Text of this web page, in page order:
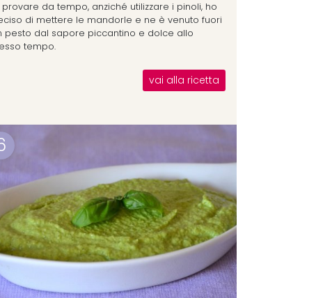
provare da tempo, anziché utilizzare i pinoli, ho
di mettere le mandorle e ne è venuto fuori
pesto dal sapore piccantino e dolce allo
tempo.
vai alla ricetta